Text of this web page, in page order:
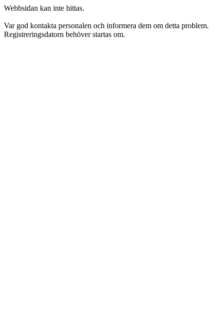
Webbsidan kan inte hittas.
Var god kontakta personalen och informera dem om detta problem.
Registreringsdatorn behöver startas om.